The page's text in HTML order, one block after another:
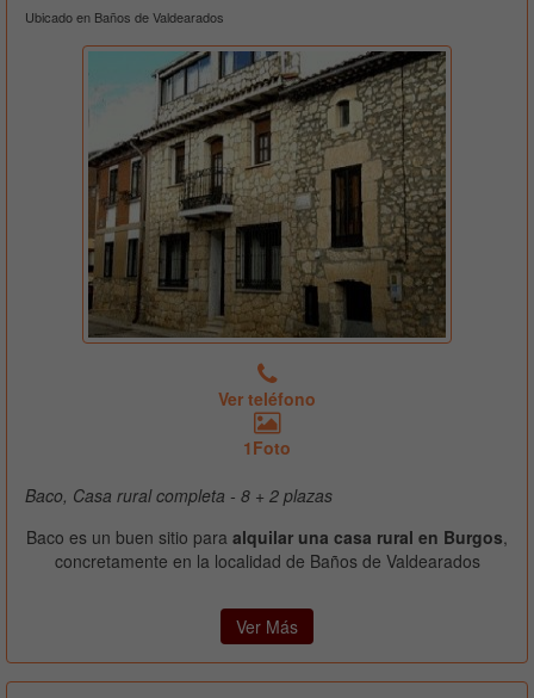
Ubicado en Baños de Valdearados
Ver teléfono
1Foto
Baco, Casa rural completa - 8 + 2 plazas
Baco es un buen sitio para alquilar una casa rural en Burgos,
concretamente en la localidad de Baños de Valdearados
Ver Más